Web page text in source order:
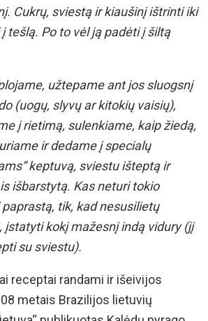
Cukrų, sviestą ir kiaušinį ištrinti iki
tešlą. Po to vėl ją padėti į šiltą
užtepame ant jos sluogsnį
(uogų, slyvų ar kitokių vaisių),
į rietimą, sulenkiame, kaip žiedą,
ir dedame į specialų
keptuvą, sviestu išteptą ir
išbarstytą. Kas neturi tokio
tik, kad nesusilietų
įstatyti kokį mažesnį indą vidury (jį
su sviestu).
receptai randami ir išeivijos
metais Brazilijos lietuvių